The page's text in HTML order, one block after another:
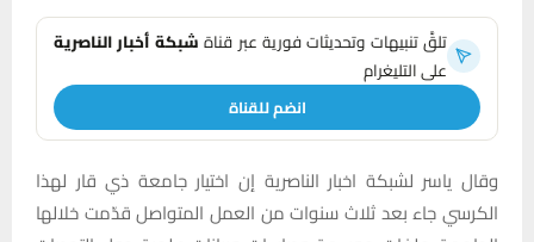
تلقَّ تنبيهات وتحديثات فورية عبر قناةشبكة أخبار الناصرية
على التليغرام
انضم للقناة
وقال ياسر لشبكة اخبار الناصرية إن اختيار جامعة ذي قار لهذا
الكرسي جاء بعد ثلاث سنوات من العمل المتواصل قدّمت خلالها